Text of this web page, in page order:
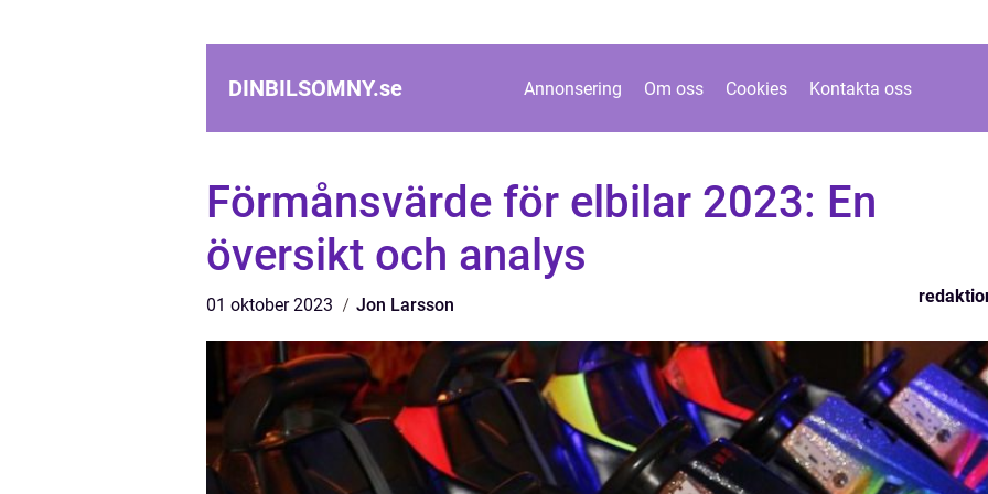
DINBILSOMNY.se Annonsering Om oss Cookies Kontakta oss
Förmånsvärde för elbilar 2023: En
översikt och analys
01 oktober 2023 Jon Larsson